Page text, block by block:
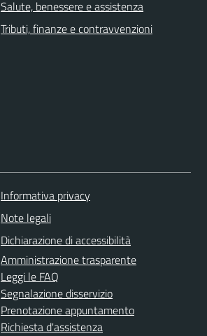
Salute, benessere e assistenza
Tributi, finanze e contravvenzioni
Informativa privacy
Note legali
Dichiarazione di accessibilità
Amministrazione trasparente
Leggi le FAQ
Segnalazione disservizio
Prenotazione appuntamento
Richiesta d'assistenza